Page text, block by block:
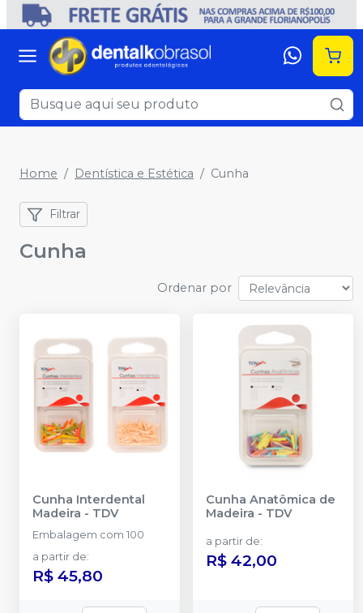
Home Dentística e Estética Cunha
Filtrar
Cunha
Ordenar por
Cunha Interdental
Madeira - TDV
Embalagem com 100
a partir de:
R$ 45,80
Cunha Anatômica de
Madeira - TDV
a partir de:
R$ 42,00